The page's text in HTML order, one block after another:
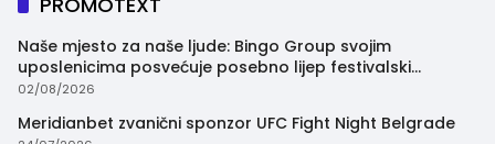
Naše mjesto za naše ljude: Bingo Group svojim
uposlenicima posvećuje posebno lijep festivalski
trenutak
02/08/2026
Meridianbet zvanični sponzor UFC Fight Night Belgrade